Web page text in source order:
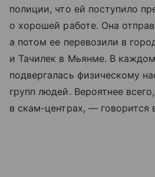
полиции, что ей поступило
о хорошей работе. Она
а потом ее перевозили в
и Тачилек в Мьянме. В
подвергалась физическому
групп людей. Вероятнее
в скам-центрах, — говорится